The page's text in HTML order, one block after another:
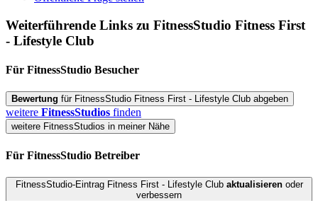
Weiterführende Links zu FitnessStudio Fitness First
- Lifestyle Club
Für FitnessStudio Besucher
Bewertung für FitnessStudio Fitness First - Lifestyle Club abgeben
weitere FitnessStudios finden
weitere FitnessStudios in meiner Nähe
Für FitnessStudio Betreiber
FitnessStudio-Eintrag Fitness First - Lifestyle Club aktualisierenoder
verbessern